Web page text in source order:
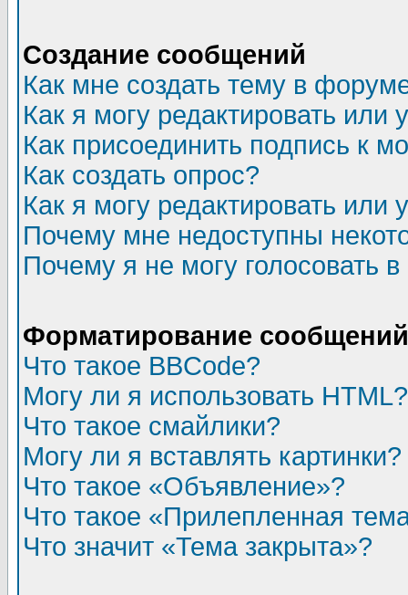
Создание сообщений
Как мне создать тему в
Как я могу редактировать или
Как присоединить подпись к
Как создать опрос?
Как я могу редактировать или
Почему мне недоступны
Почему я не могу голосовать
Форматирование
Что такое BBCode?
Могу ли я использовать HTML?
Что такое смайлики?
Могу ли я вставлять картинки?
Что такое «Объявление»?
Что такое «Прилепленная
Что значит «Тема закрыта»?